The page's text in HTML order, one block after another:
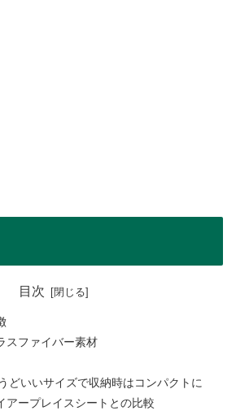
目次
スファイバー素材
どいいサイズで収納時はコンパクトに
アープレイスシートとの比較